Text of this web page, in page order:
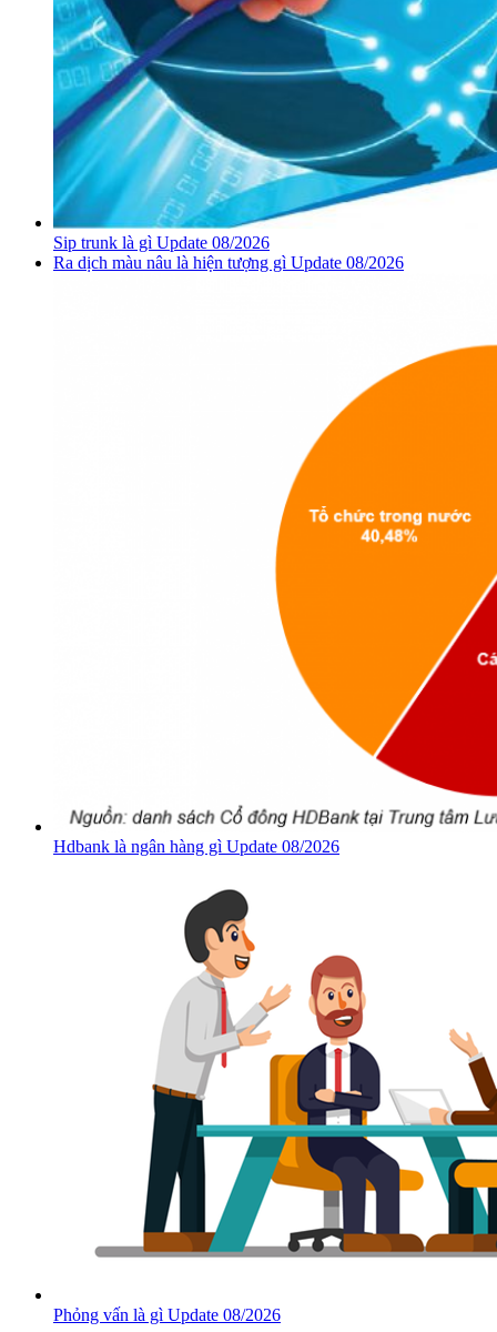
Sip trunk là gì Update 08/2026
Ra dịch màu nâu là hiện tượng gì Update 08/2026
Hdbank là ngân hàng gì Update 08/2026
Phỏng vấn là gì Update 08/2026